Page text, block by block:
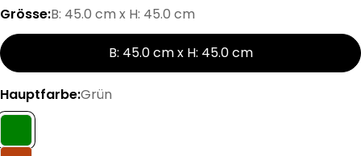
Grösse:B: 45.0 cm x H: 45.0 cm
B: 45.0 cm x H: 45.0 cm
Hauptfarbe:Grün